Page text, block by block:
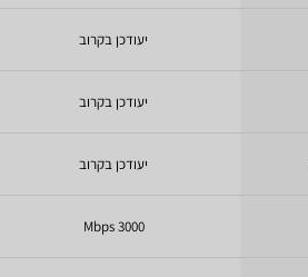
יעודכן בקרוב
יעודכן בקרוב
יעודכן בקרוב
3000 Mbps